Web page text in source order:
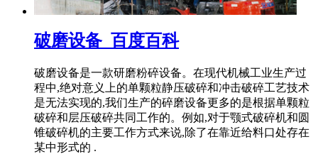
破磨设备_百度百科
破磨设备是一款研磨粉碎设备。在现代机械工业生产过
程中,绝对意义上的单颗粒静压破碎和冲击破碎工艺技术
是无法实现的,我们生产的碎磨设备更多的是根据单颗粒
破碎和层压破碎共同工作的。例如,对于颚式破碎机和圆
锥破碎机的主要工作方式来说,除了在靠近给料口处存在
某中形式的 .